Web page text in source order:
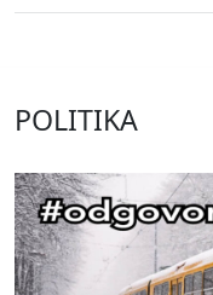
POLITIKA